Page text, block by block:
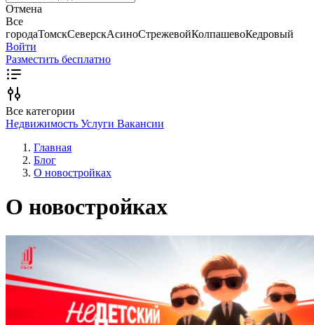
Отмена
Все
городаТомскСеверскАсиноСтрежевойКолпашевоКедровый
Войти
Разместить бесплатно
Все категории
Недвижимость Услуги Вакансии
Главная
Блог
О новостройках
О новостройках